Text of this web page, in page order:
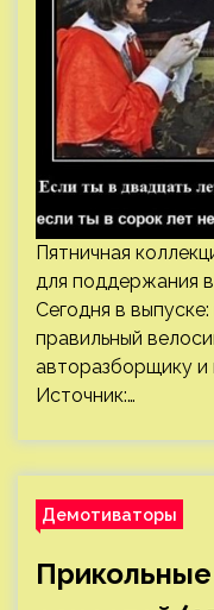
Пятничная
для поддержания
Сегодня в
правильный
авторазборщику и
Источник:…
Демотиваторы